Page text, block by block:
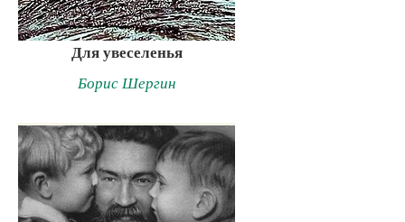
Для увеселенья
Борис Шергин